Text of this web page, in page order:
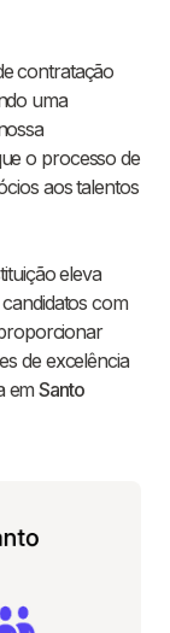
contratação
uma
o processo de
aos talentos
eleva
com
de excelência
emSanto